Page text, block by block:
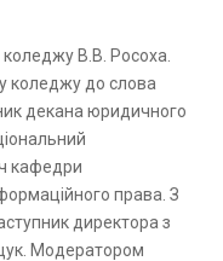
коледжу В.В. Росоха.
коледжу до слова
декана юридичного
кафедри
права. З
директора з
Модератором